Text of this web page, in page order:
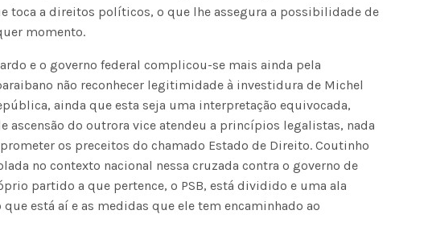
toca a direitos políticos, o que lhe assegura a possibilidade de
momento.
e o governo federal complicou-se mais ainda pela
não reconhecer legitimidade à investidura de Michel
ainda que esta seja uma interpretação equivocada,
ascensão do outrora vice atendeu a princípios legalistas, nada
os preceitos do chamado Estado de Direito. Coutinho
no contexto nacional nessa cruzada contra o governo de
partido a que pertence, o PSB, está dividido e uma ala
está aí e as medidas que ele tem encaminhado ao